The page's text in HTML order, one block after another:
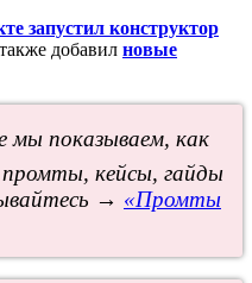
запустил конструктор
добавил новые
мы показываем, как
кейсы, гайды
→ «Промты